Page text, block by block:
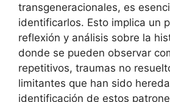
transgeneracionales, es
identificarlos. Esto implica un
reflexión y análisis sobre la
donde se pueden observar
repetitivos, traumas no
limitantes que han sido
identificación de estos